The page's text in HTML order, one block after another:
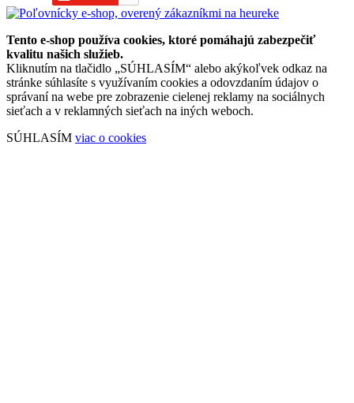
Tento e-shop používa cookies, ktoré pomáhajú zabezpečiť
kvalitu našich služieb.
Kliknutím na tlačidlo „SÚHLASÍM“ alebo akýkoľvek odkaz na
stránke súhlasíte s využívaním cookies a odovzdaním údajov o
správaní na webe pre zobrazenie cielenej reklamy na sociálnych
sieťach a v reklamných sieťach na iných weboch.
SÚHLASÍM viac o cookies